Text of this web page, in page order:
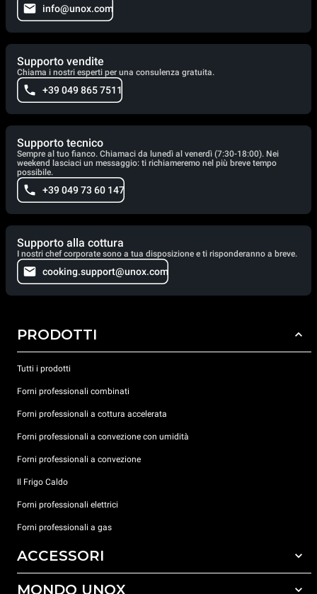
info@unox.com
Supporto vendite
Chiama i nostri esperti per una consulenza gratuita.
+39 049 865 7511
Supporto tecnico
Sempre al tuo fianco. Chiamaci da lunedì al venerdì (7:30-18:00). Nei
weekend lasciaci un messaggio: ti richiameremo nel più breve tempo
possibile.
+39 049 73 60 147
Supporto alla cottura
I nostri chef corporate sono a tua disposizione e ti risponderanno a breve.
cooking.support@unox.com
PRODOTTI
Tutti i prodotti
Forni professionali combinati
Forni professionali a cottura accelerata
Forni professionali a convezione con umidità
Forni professionali a convezione
Il Frigo Caldo
Forni professionali elettrici
Forni professionali a gas
ACCESSORI
Tutti gli accessori
MONDO UNOX